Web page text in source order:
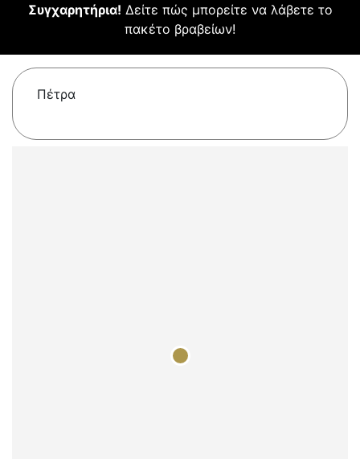
Συγχαρητήρια! Δείτε πώς μπορείτε να λάβετε το
πακέτο βραβείων!
Πέτρα